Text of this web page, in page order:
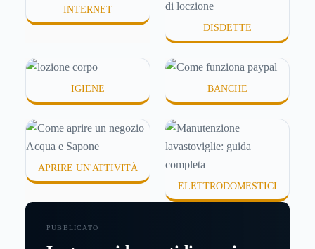
INTERNET
DISDETTE
IGIENE BANCHE
APRIRE UN'ATTIVITÀ
ELETTRODOMESTICI
PUBBLICATO